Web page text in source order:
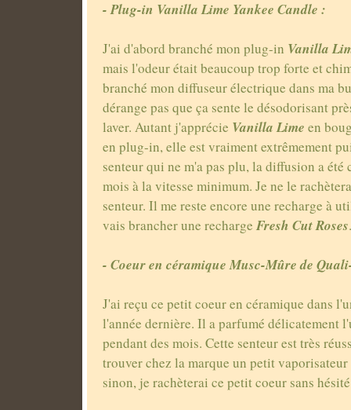
- Plug-in Vanilla Lime Yankee Candle :
J'ai d'abord branché mon plug-in Vanilla
mais l'odeur était beaucoup trop forte et
branché mon diffuseur électrique dans ma
dérange pas que ça sente le désodorisant
laver. Autant j'apprécie Vanilla Lime en
en plug-in, elle est vraiment extrêmement
senteur qui ne m'a pas plu, la diffusion a été
mois à la vitesse minimum. Je ne le
senteur. Il me reste encore une recharge à
vais brancher une recharge Fresh Cut Roses.
- Coeur en céramique Musc-Mûre de
J'ai reçu ce petit coeur en céramique dans
l'année dernière. Il a parfumé délicatement
pendant des mois. Cette senteur est très
trouver chez la marque un petit
sinon, je rachèterai ce petit coeur sans